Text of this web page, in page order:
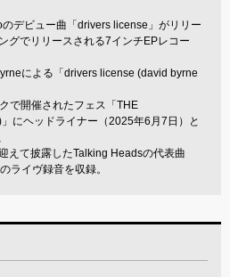
デビュー曲「drivers license」がリリー
グでリリースされる7インチEPレコー
による「drivers license (david byrne
で開催されたフェス「THE
にヘッドライナー（2025年6月7日）と
えて披露したTalking Headsの代表曲
ライヴ録音を収録。